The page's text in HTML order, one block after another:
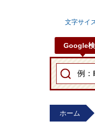
文字サイ
Google
ホーム